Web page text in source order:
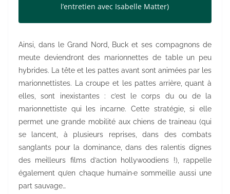
l’entretien avec Isabelle Matter)
Ainsi, dans le Grand Nord, Buck et ses compagnons de
meute deviendront des marionnettes de table un peu
hybrides. La tête et les pattes avant sont animées par les
marionnettistes. La croupe et les pattes arrière, quant à
elles, sont inexistantes : c’est le corps du ou de la
marionnettiste qui les incarne. Cette stratégie, si elle
permet une grande mobilité aux chiens de traineau (qui
se lancent, à plusieurs reprises, dans des combats
sanglants pour la dominance, dans des ralentis dignes
des meilleurs films d’action hollywoodiens !), rappelle
également qu’en chaque humain·e sommeille aussi une
part sauvage…